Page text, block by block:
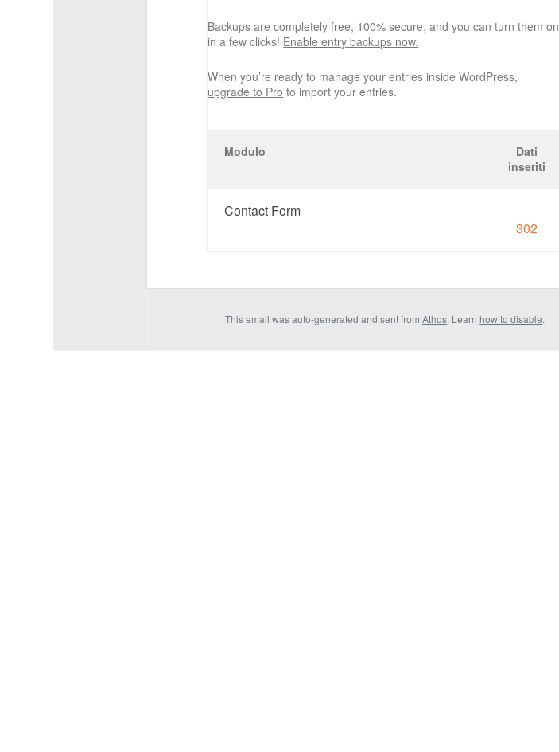
Backups are completely free, 100% secure, and you can turn them on
in a few clicks! Enable entry backups now.
When you’re ready to manage your entries inside WordPress,
upgrade to Pro to import your entries.
Modulo
Dati
inseriti
Contact Form
302
This email was auto-generated and sent fromAthos. Learn how to disable.